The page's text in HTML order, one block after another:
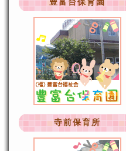
豊富台保育園
寺前保育所